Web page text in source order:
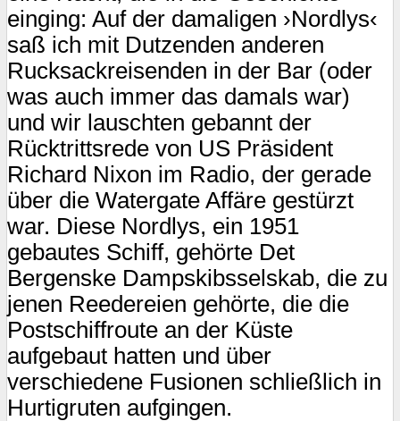
einging: Auf der damaligen ›Nordlys‹
saß ich mit Dutzenden anderen
Rucksackreisenden in der Bar (oder
was auch immer das damals war)
und wir lauschten gebannt der
Rücktrittsrede von US Präsident
Richard Nixon im Radio, der gerade
über die Watergate Affäre gestürzt
war. Diese Nordlys, ein 1951
gebautes Schiff, gehörte Det
Bergenske Dampskibsselskab, die zu
jenen Reedereien gehörte, die die
Postschiffroute an der Küste
aufgebaut hatten und über
verschiedene Fusionen schließlich in
Hurtigruten aufgingen.